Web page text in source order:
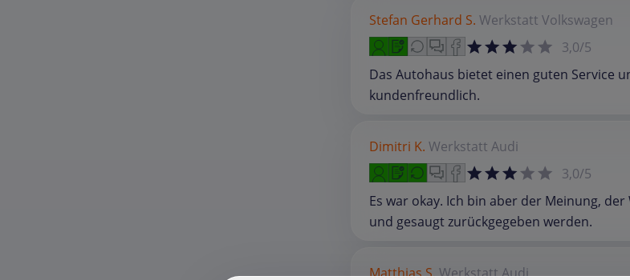
Stefan Gerhard S. Werkstatt Volkswagen
3,0/5
Das Autohaus bietet einen guten Service
kundenfreundlich.
Dimitri K. Werkstatt Audi
3,0/5
Es war okay. Ich bin aber der Meinung,
und gesaugt zurückgegeben werden.
Matthias S.WerkstattAudi